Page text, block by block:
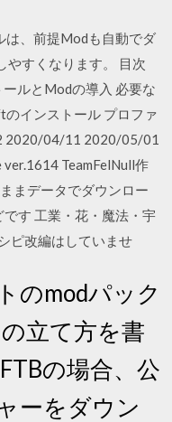
、前提Modも自動でダ
やすくなります。 目次
ルとModの導入 必要な
インストール プロファ
2020/04/11 2020/05/01
TeamFelNull作
まデータでダウンロー
す 工業・花・魔法・宇
ピ改編はしていませ
のmodパック
立て方を書
の場合、公
ーをダウン